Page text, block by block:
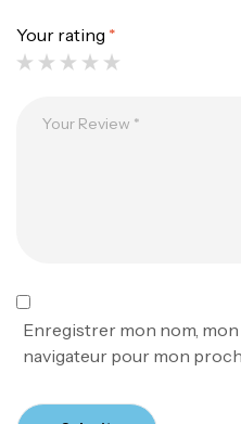
Your rating *
Enregistrer mon nom,
navigateur pour mon
1.83m 120/250gr 30kg
Bagagerie
د.ت
د.ت378,000
Volant 3 Branches Inox